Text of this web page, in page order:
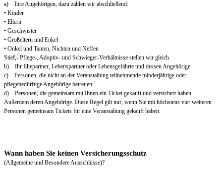
a) Ihre Angehörigen, dazu zählen wir abschließend:
• Kinder
• Eltern
• Geschwister
• Großeltern und Enkel
• Onkel und Tanten, Nichten und Neffen
Stief,- Pflege-, Adoptiv- und Schwieger-Verhältnisse stellen wir gleich.
b) Ihr Ehepartner, Lebenspartner oder Lebensgefährte und dessen Angehörige.
c) Personen, die nicht an der Veranstaltung teilnehmende minderjährige oder
pflegebedürftige Angehörige betreuen.
d) Personen, die gemeinsam mit Ihnen ein Ticket gekauft und versichert haben.
Außerdem deren Angehörige. Diese Regel gilt nur, wenn Sie mit höchstens vier weiteren
Personen gemeinsam Tickets für eine Veranstaltung gekauft haben.
Wann haben Sie keinen Versicherungsschutz
(Allgemeine und Besondere Ausschlüsse)?